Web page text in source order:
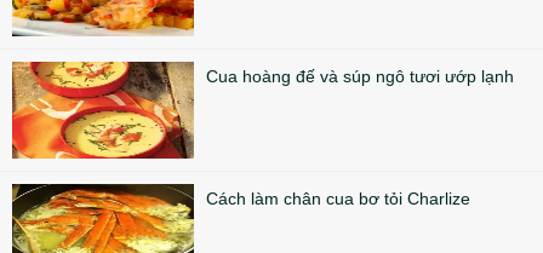
Cua hoàng đế và súp ngô tươi ướp lạnh
Cách làm chân cua bơ tỏi Charlize